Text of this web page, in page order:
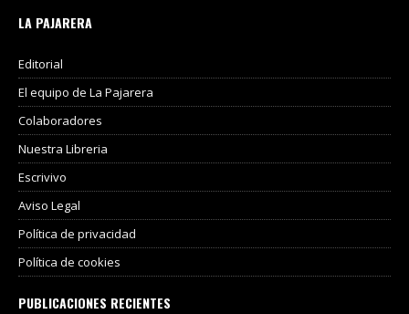
LA PAJARERA
Editorial
El equipo de La Pajarera
Colaboradores
Nuestra Libreria
Escrivivo
Aviso Legal
Política de privacidad
Política de cookies
PUBLICACIONES RECIENTES